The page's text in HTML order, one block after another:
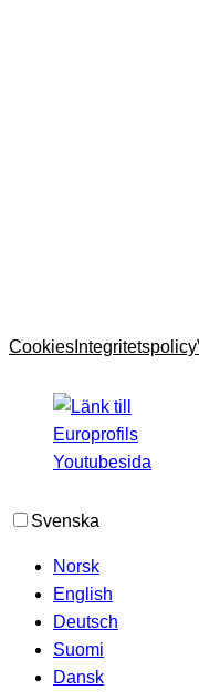
Cookies Integritetspolicy
Svenska
Norsk
English
Deutsch
Suomi
Dansk